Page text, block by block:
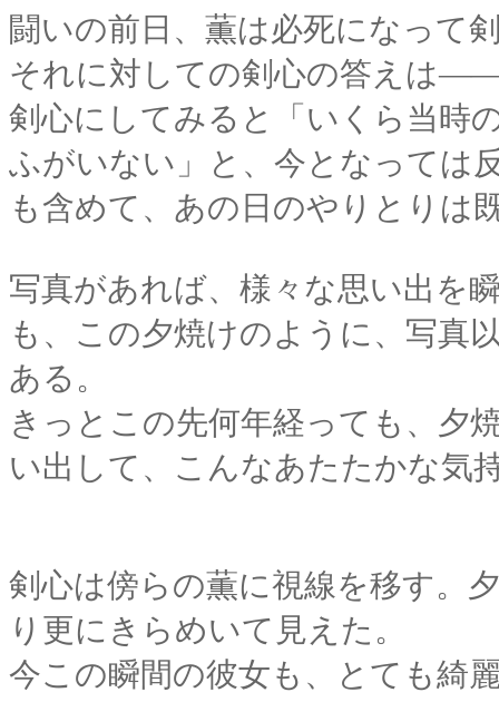
闘いの前日、薫は必死になって
それに対しての剣心の答えは
剣心にしてみると「いくら当時
ふがいない」と、今となっては
も含めて、あの日のやりとりは
写真があれば、様々な思い出を
も、この夕焼けのように、写真
ある。
きっとこの先何年経っても、夕
い出して、こんなあたたかな気
剣心は傍らの薫に視線を移す。
り更にきらめいて見えた。
今この瞬間の彼女も、とても